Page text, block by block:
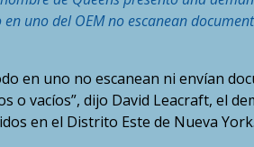
uno del OEM no escanean
en uno no escanean ni envían
o vacíos”, dijo David Leacraft, el
en el Distrito Este de Nueva York.